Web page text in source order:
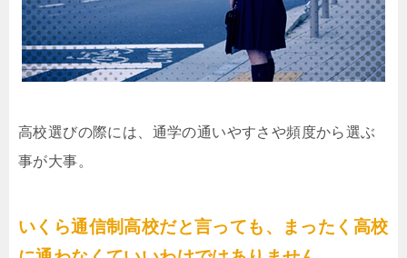
高校選びの際には、通学の通いやすさや頻度から選ぶ
事が大事。
いくら通信制高校だと言っても、まったく高校